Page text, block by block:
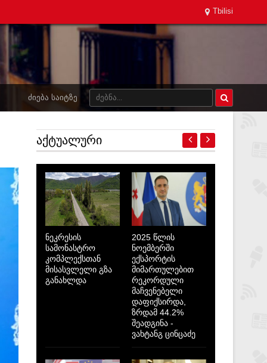
Tbilisi
ᲫᲘᲔᲑᲐ ᲡᲐᲘᲢᲖᲔ
ᲐᲥᲢᲣᲐᲚᲣᲠᲘ
ნეკრესის
სამონასტრო
კომპლექსთან
მისასვლელი გზა
განახლდა
2025 წლის
ნოემბერში
ექსპორტის
მიმართულებით
რეკორდული
მაჩვენებელი
დაფიქსირდა,
ზრდამ 44.2%
შეადგინა -
ვახტანგ ცინცაძე